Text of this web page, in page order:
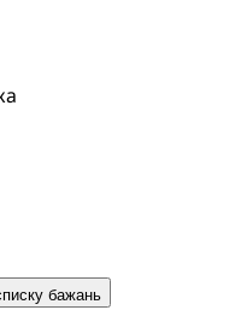
бажань